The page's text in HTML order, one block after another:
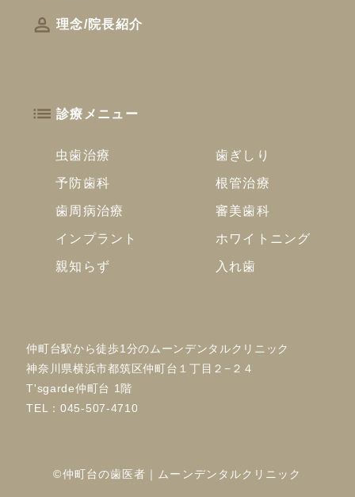
理念/院長紹介
診療メニュー
虫歯治療
歯ぎしり
予防歯科
根管治療
歯周病治療
審美歯科
インプラント
ホワイトニング
親知らず
入れ歯
仲町台駅から徒歩1分のムーンデンタルクリニック
神奈川県横浜市都筑区仲町台１丁目２−２４
T'sgarde仲町台 1階
TEL：045-507-4710
©仲町台の歯医者｜ムーンデンタルクリニック